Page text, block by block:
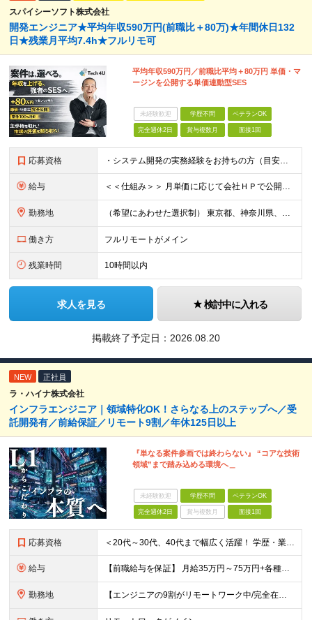
スパイシーソフト株式会社
開発エンジニア★平均年収590万円(前職比＋80万)★年間休日132
日★残業月平均7.4h★フルリモ可
平均年収590万円／前職比平均＋80万円 単価・マ
ージンを公開する単価連動型SES
未経験歓迎 学歴不問 ベテランOK
完全週休2日 賞与複数月 面接1回
応募資格 ・システム開発の実務経験をお持ちの方（目安：1年以上は全員面接確定） ・学歴不問 ※言語・工程は問いません。 ■ こんな方を歓迎します ・顧客から評価されるエンジニアになりたい ・単価を上げるこ
給与 ＜＜仕組み＞＞ 月単価に応じて会社ＨＰで公開しているテーブルにもとづき毎月決定されます！ https://www.tech4u.dev/payroll ＜＜実績＞＞ 平均年収実績：590万円 ＜＜
勤務地 （希望にあわせた選択制） 東京都、神奈川県、埼玉県、千葉県、大阪府、兵庫県、京都府、愛知県、福岡県の各プロジェクト先 ・フル／ハイブリッドリモート案件あり ・転勤なし ・U・Iターンも歓迎＆支援可能
働き方 フルリモートがメイン
残業時間 10時間以内
求人を見る 検討中に入れる
掲載終了予定日： 2026.08.20
NEW 正社員
ラ・ハイナ株式会社
インフラエンジニア｜領域特化OK！さらなる上のステップへ／受
託開発有／前給保証／リモート9割／年休125日以上
『単なる案件参画では終わらない』 “コアな技術
領域”まで踏み込める環境へ＿
未経験歓迎 学歴不問 ベテランOK
完全週休2日 賞与複数月 面接1回
応募資格 ＜20代～30代、40代まで幅広く活躍！ 学歴・業界・領域不問＞ インフラエンジニアとして下記いずれかの経験がある方 ■設計・構築の経験（サーバ、ネットワーク、クラウド、セキュリティ、データベース）
給与 【前職給与を保証】 月給35万円～75万円+各種手当+決算賞与 ★資格手当や資格取得報奨金、役職手当など待遇、福利厚生が充実！ ★1年で年収100万円以上アップした社員も在籍！ ※経験・スキルを考
勤務地 【エンジニアの9割がリモートワーク中/完全在宅ワークで働くメンバーも◎】 現在、エンジニアの約9割がリモートワークを実施。 そのうち約3割がフルリモートで勤務しており、地方在住のメンバーも活躍していま